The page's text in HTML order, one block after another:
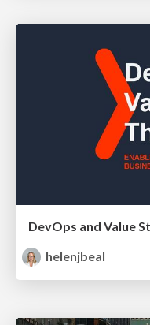
helenjbeal